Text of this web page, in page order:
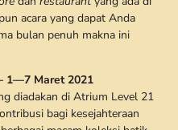
acara yang dapat Anda
bulan penuh makna ini
1—7 Maret 2021
diadakan di Atrium Level 21
bagi kesejahteraan